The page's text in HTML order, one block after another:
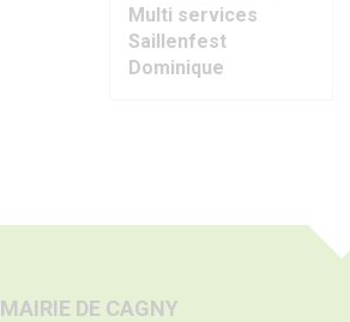
Multi services
Saillenfest
Dominique
MAIRIE DE CAGNY